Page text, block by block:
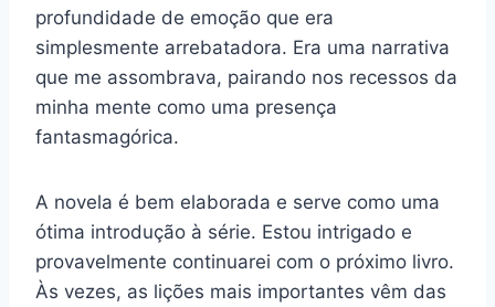
profundidade de emoção que era
simplesmente arrebatadora. Era uma narrativa
que me assombrava, pairando nos recessos da
minha mente como uma presença
fantasmagórica.
A novela é bem elaborada e serve como uma
ótima introdução à série. Estou intrigado e
provavelmente continuarei com o próximo livro.
Às vezes, as lições mais importantes vêm das